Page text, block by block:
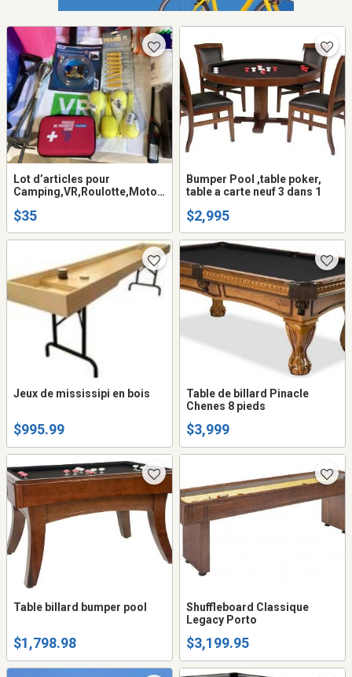
Lot d’articles pour
Camping,VR,Roulotte,Motori
$35
Bumper Pool ,table poker,
table a carte neuf 3 dans 1
$2,995
Jeux de mississipi en bois
$995.99
Table de billard Pinacle
Chenes 8 pieds
$3,999
Table billard bumper pool
$1,798.98
Shuffleboard Classique
Legacy Porto
$3,199.95